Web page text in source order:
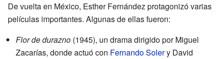
De vuelta en México, Esther Fernández protagonizó varias
películas importantes. Algunas de ellas fueron:
Flor de durazno (1945), un drama dirigido por Miguel
Zacarías, donde actuó con Fernando Solery David